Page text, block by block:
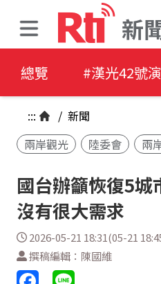
新
總覽 #漢光42號
::: / 新聞
兩岸觀光
陸委會 兩
國台辦籲恢復5城
沒有很大需求
2026-05-21 18:31(05-21
撰稿編輯：陳國維